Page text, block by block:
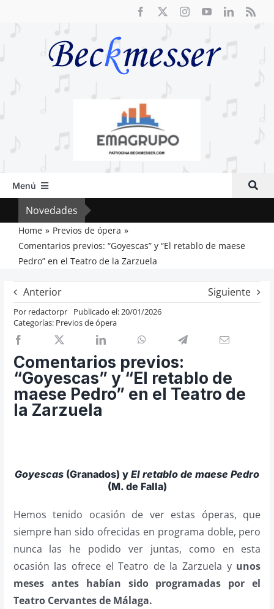
Menú
Inicio
Actual
Artículos
Previos de ópera
Entrevistas
Recomendación
Nosotros y privacidad
Buscar:
Novedades
Home
Previos de ópera
Comentarios previos: “Goyescas” y “El retablo de maese
Pedro” en el Teatro de la Zarzuela
Anterior Siguiente
Por redactorpr
Publicado el: 20/01/2026
Categorías: Previos de ópera
Comentarios previos:
“Goyescas” y “El retablo de
maese Pedro” en el Teatro de
la Zarzuela
Goyescas (Granados) y El retablo de maese Pedro
(M. de Falla)
Hemos tenido ocasión de ver estas óperas, que
siempre han sido ofrecidas en programa doble, pero
nunca las he podido ver juntas, como en esta
ocasión las ofrece el Teatro de la Zarzuela y unos
meses antes habían sido programadas por el
Teatro Cervantes de Málaga.